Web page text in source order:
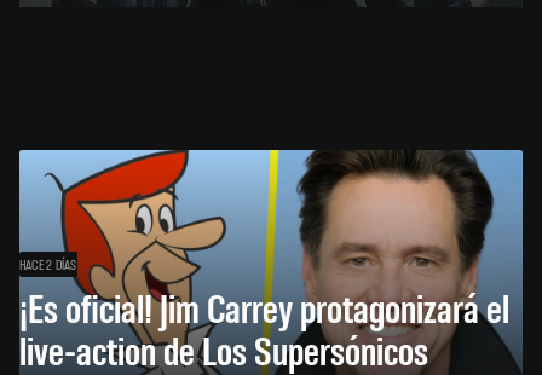
HACE 2 DÍAS
¡Es oficial! Jim Carrey protagonizará el
live-action de Los Supersónicos